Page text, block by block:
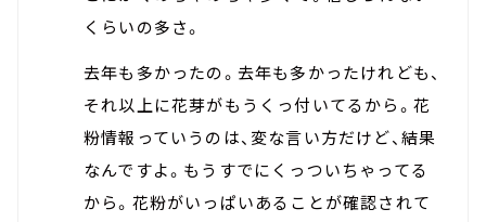
くらいの多さ。
去年も多かったの。去年も多かったけれども、
それ以上に花芽がもうくっ付いてるから。花
粉情報っていうのは、変な言い方だけど、結果
なんですよ。もうすでにくっついちゃってる
から。花粉がいっぱいあることが確認されて